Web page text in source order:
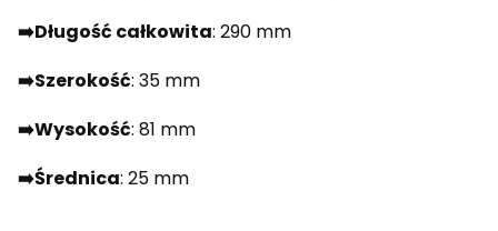
➡️Długość całkowita: 290 mm
➡️Szerokość: 35 mm
➡️Wysokość: 81 mm
➡️Średnica: 25 mm